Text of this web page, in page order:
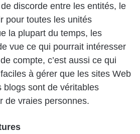
discorde entre les entités, le
pour toutes les unités
la plupart du temps, les
vue ce qui pourrait intéresser
compte, c’est aussi ce qui
à gérer que les sites Web
blogs sont de véritables
de vraies personnes.